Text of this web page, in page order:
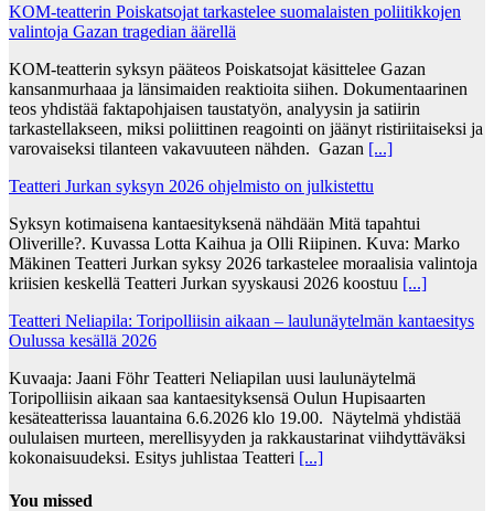
KOM-teatterin Poiskatsojat tarkastelee suomalaisten poliitikkojen
valintoja Gazan tragedian äärellä
KOM-teatterin syksyn pääteos Poiskatsojat käsittelee Gazan
kansanmurhaaa ja länsimaiden reaktioita siihen. Dokumentaarinen
teos yhdistää faktapohjaisen taustatyön, analyysin ja satiirin
tarkastellakseen, miksi poliittinen reagointi on jäänyt ristiriitaiseksi ja
varovaiseksi tilanteen vakavuuteen nähden. Gazan [...]
Teatteri Jurkan syksyn 2026 ohjelmisto on julkistettu
Syksyn kotimaisena kantaesityksenä nähdään Mitä tapahtui
Oliverille?. Kuvassa Lotta Kaihua ja Olli Riipinen. Kuva: Marko
Mäkinen Teatteri Jurkan syksy 2026 tarkastelee moraalisia valintoja
kriisien keskellä Teatteri Jurkan syyskausi 2026 koostuu [...]
Teatteri Neliapila: Toripolliisin aikaan – laulunäytelmän kantaesitys
Oulussa kesällä 2026
Kuvaaja: Jaani Föhr Teatteri Neliapilan uusi laulunäytelmä
Toripolliisin aikaan saa kantaesityksensä Oulun Hupisaarten
kesäteatterissa lauantaina 6.6.2026 klo 19.00. Näytelmä yhdistää
oululaisen murteen, merellisyyden ja rakkaustarinat viihdyttäväksi
kokonaisuudeksi. Esitys juhlistaa Teatteri [...]
You missed